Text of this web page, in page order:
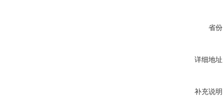
省份
详细地址
补充说明